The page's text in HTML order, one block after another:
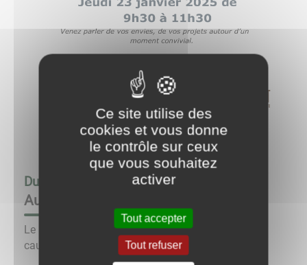
Du 23/01/25 à 09:30 au23/01/25 à 11:00
Au pti café des échanges
Le CIAS d'Autun vous convie à un petit déjeuner
causerie jeudi 23 janvier en mairie.
Ce site utilise des
cookies et vous donne
le contrôle sur ceux
que vous souhaitez
activer
Tout accepter
Tout refuser